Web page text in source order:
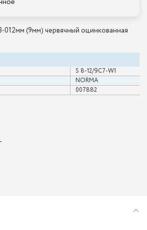
012мм (9мм) червячный оцинкованная
S 8-12/9С7-W1
NORMA
007882